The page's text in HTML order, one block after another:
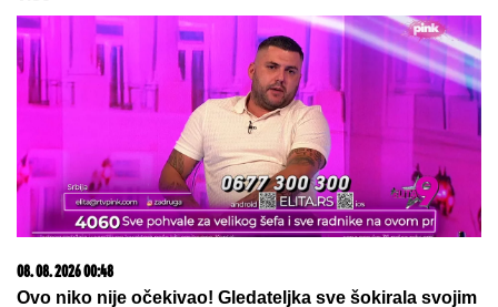
Tatjana ima NAJJAČU VAGINU na
svetu! Godinama ubacivala drvene i
metalne kugle u telo, pa intimnim
mišićima podigla 14 kilograma i
postala globalno poznata
Sutra je SVETA PETKA TRNOVA,
praznik posvećen ženama:
Izgovorite ovu molitvu za SREĆU I